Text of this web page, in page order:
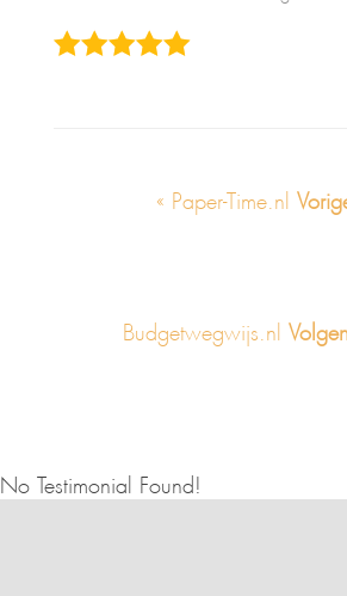
« Paper-Time.nl
Budgetwegwijs.nl
No Testimonial Found!